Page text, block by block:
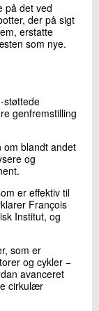
på det ved
der på sigt
erstatte
som nye.
støttede
genfremstilling
om blandt andet
og
er effektiv til
François
Institut, og
som er
og cykler −
avanceret
cirkulær